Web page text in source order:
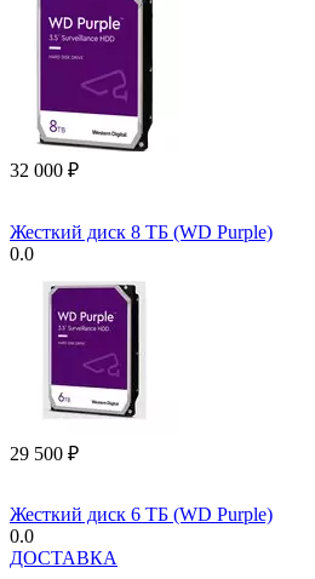
32 000 ₽
Жесткий диск 8 ТБ (WD Purple)
0.0
29 500 ₽
Жесткий диск 6 ТБ (WD Purple)
0.0
ДОСТАВКА